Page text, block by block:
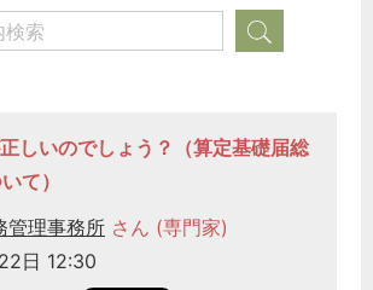
しいのでしょう？（算定基礎届総
て）
管理事務所 さん (専門家)
日 12:30